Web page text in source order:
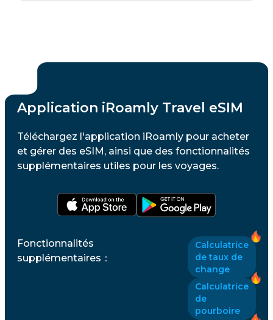
Application iRoamly Travel eSIM
Téléchargez l'application iRoamly pour acheter
et gérer des eSIM, ainsi que des fonctionnalités
supplémentaires utiles pour les voyages.
Fonctionnalités
supplémentaires ：
Calculatrice
de taux de
change
Calculatrice
de
pourboire